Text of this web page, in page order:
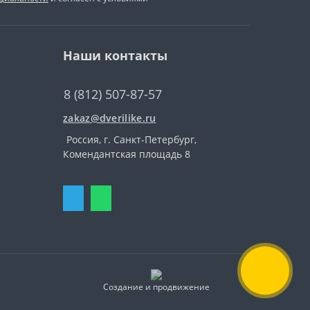
Наши контакты
8 (812) 507-87-57
zakaz@dverilike.ru
Россия, г. Санкт-Петербург,
Комендантская площадь 8
Создание и продвижение